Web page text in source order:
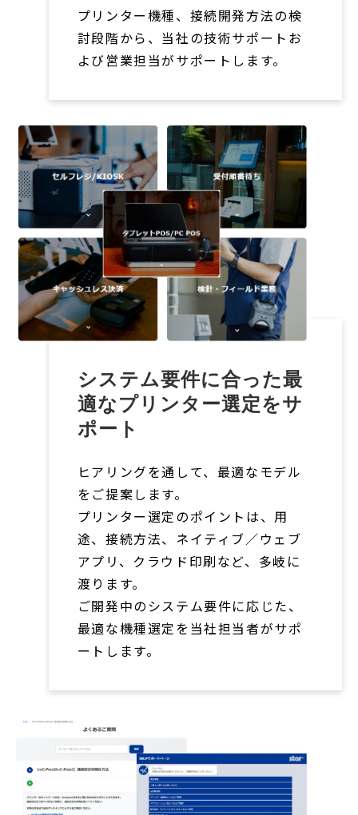
プリンター機種、接続開発方法の検
討段階から、当社の技術サポートお
よび営業担当がサポートします。
システム要件に合った最
適なプリンター選定をサ
ポート
ヒアリングを通して、最適なモデル
をご提案します。
プリンター選定のポイントは、用
途、接続方法、ネイティブ／ウェブ
アプリ、クラウド印刷など、多岐に
渡ります。
ご開発中のシステム要件に応じた、
最適な機種選定を当社担当者がサポ
ートします。